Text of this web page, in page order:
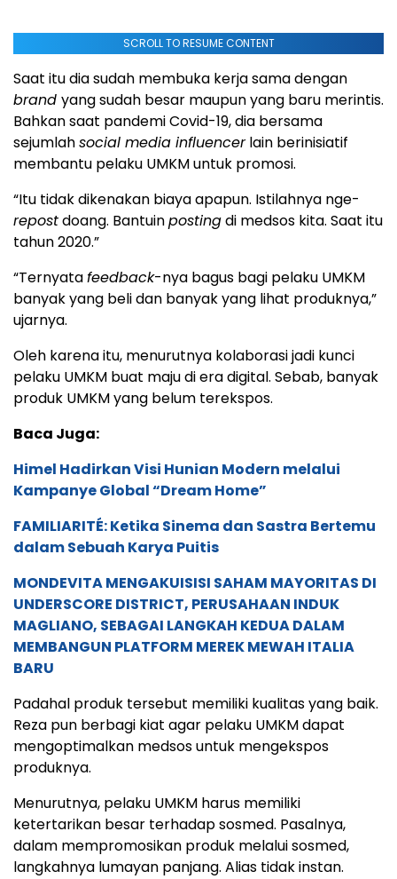
SCROLL TO RESUME CONTENT
Saat itu dia sudah membuka kerja sama dengan
brand yang sudah besar maupun yang baru merintis.
Bahkan saat pandemi Covid-19, dia bersama
sejumlahsocial media influencerlain berinisiatif
membantu pelaku UMKM untuk promosi.
“Itu tidak dikenakan biaya apapun. Istilahnya nge-
repostdoang. Bantuinpostingdi medsos kita. Saat itu
tahun 2020.”
“Ternyatafeedback-nya bagus bagi pelaku UMKM
banyak yang beli dan banyak yang lihat produknya,”
ujarnya.
Oleh karena itu, menurutnya kolaborasi jadi kunci
pelaku UMKM buat maju di era digital. Sebab, banyak
produk UMKM yang belum terekspos.
Baca Juga:
Himel Hadirkan Visi Hunian Modern melalui
Kampanye Global “Dream Home”
FAMILIARITÉ: Ketika Sinema dan Sastra Bertemu
dalam Sebuah Karya Puitis
MONDEVITA MENGAKUISISI SAHAM MAYORITAS DI
UNDERSCORE DISTRICT, PERUSAHAAN INDUK
MAGLIANO, SEBAGAI LANGKAH KEDUA DALAM
MEMBANGUN PLATFORM MEREK MEWAH ITALIA
BARU
Padahal produk tersebut memiliki kualitas yang baik.
Reza pun berbagi kiat agar pelaku UMKM dapat
mengoptimalkan medsos untuk mengekspos
produknya.
Menurutnya, pelaku UMKM harus memiliki
ketertarikan besar terhadap sosmed. Pasalnya,
dalam mempromosikan produk melalui sosmed,
langkahnya lumayan panjang. Alias tidak instan.